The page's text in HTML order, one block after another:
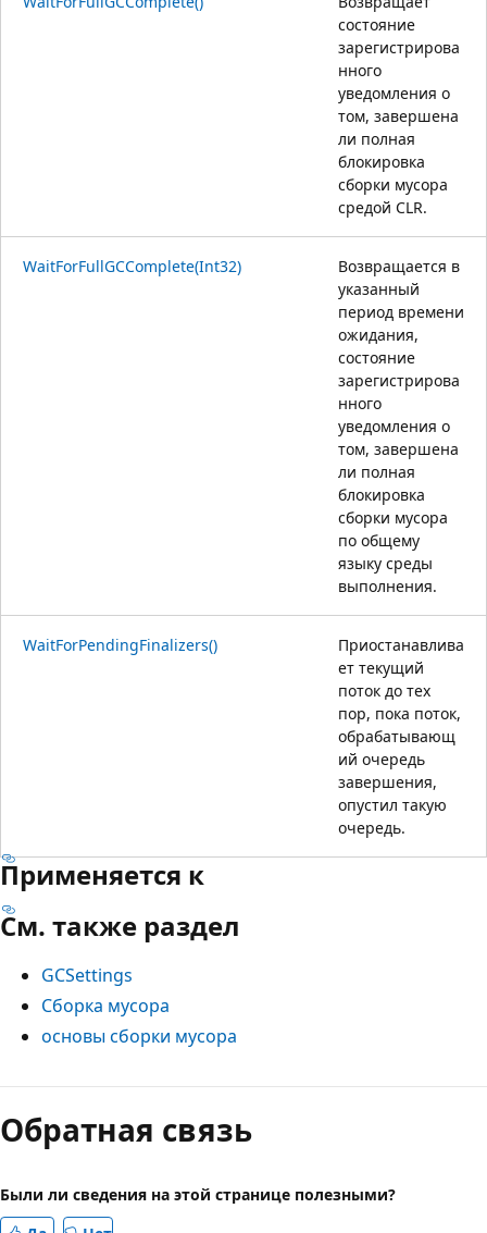
состояние
зарегистрирова
нного
уведомления о
том, завершена
ли полная
блокировка
сборки мусора
средой CLR.
WaitForFullGCComplete(Int32)
Возвращается в
указанный
период времени
ожидания,
состояние
зарегистрирова
нного
уведомления о
том, завершена
ли полная
блокировка
сборки мусора
по общему
языку среды
выполнения.
WaitForPendingFinalizers()
Приостанавлива
ет текущий
поток до тех
пор, пока поток,
обрабатывающ
ий очередь
завершения,
опустил такую
очередь.
Применяется к
См. также раздел
GCSettings
Сборка мусора
основы сборки мусора
Обратная связь
Были ли сведения на этой странице полезными?